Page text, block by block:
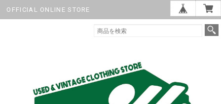
OFFICIAL ONLINE STORE